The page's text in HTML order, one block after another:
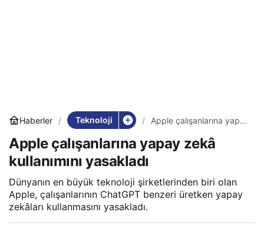
Haberler Teknoloji
Apple çalışanlarına yapay
yasakladı
Apple çalışanlarına yapay zekâ
kullanımını yasakladı
Dünyanın en büyük teknoloji şirketlerinden biri olan
Apple, çalışanlarının ChatGPT benzeri üretken yapay
zekâları kullanmasını yasakladı.